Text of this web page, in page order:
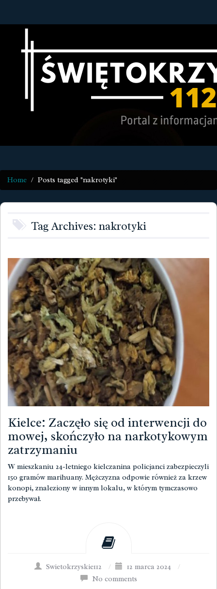
Home Posts tagged "nakrotyki"
Tag Archives: nakrotyki
Kielce: Zaczęło się od interwencji do
mowej, skończyło na narkotykowym
zatrzymaniu
W mieszkaniu 24-letniego kielczanina policjanci zabezpieczyli
150 gramów marihuany. Mężczyzna odpowie również za krzew
konopi, znaleziony w innym lokalu, w którym tymczasowo
przebywał.
Swietokrzyskie112 / 12 marca 2024
/
No comments